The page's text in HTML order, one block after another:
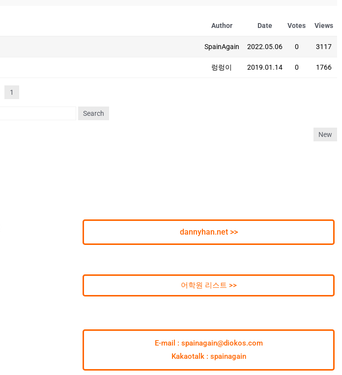
Author Date Votes Views
SpainAgain 2022.05.06 0 3117
렁렁이 2019.01.14 0 1766
1
Search
New
dannyhan.net >>
어학원 리스트 >>
E-mail : spainagain@diokos.com
Kakaotalk : spainagain